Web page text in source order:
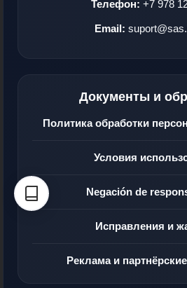
Телефон: +7 978
Email:
Документы и
Политика обработки
Условия
Negación de
Исправления и
Реклама и